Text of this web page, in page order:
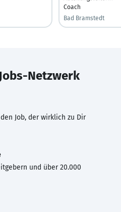
Coach
Bad Bramstedt
Netzwerk
Job, der wirklich zu Dir
und über 20.000